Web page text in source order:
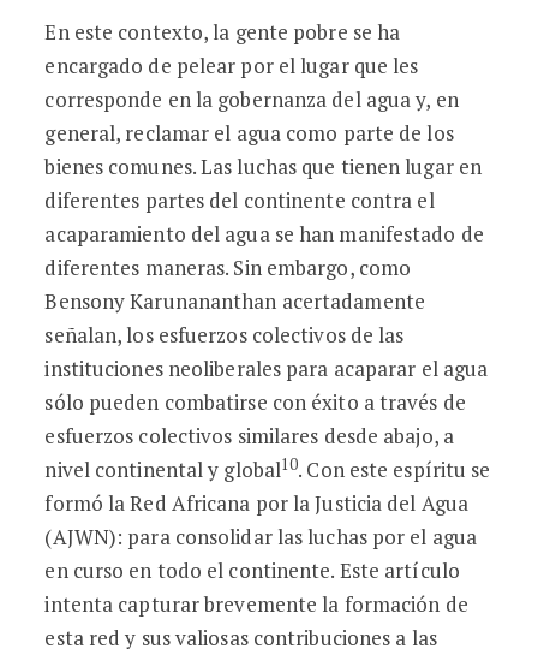
En este contexto, la gente pobre se ha
encargado de pelear por el lugar que les
corresponde en la gobernanza del agua y, en
general, reclamar el agua como parte de los
bienes comunes. Las luchas que tienen lugar en
diferentes partes del continente contra el
acaparamiento del agua se han manifestado de
diferentes maneras. Sin embargo, como
Bensony Karunananthan acertadamente
señalan, los esfuerzos colectivos de las
instituciones neoliberales para acaparar el agua
sólo pueden combatirse con éxito a través de
esfuerzos colectivos similares desde abajo, a
nivel continental y global10. Con este espíritu se
formó la Red Africana por la Justicia del Agua
(AJWN): para consolidar las luchas por el agua
en curso en todo el continente. Este artículo
intenta capturar brevemente la formación de
esta red y sus valiosas contribuciones a las